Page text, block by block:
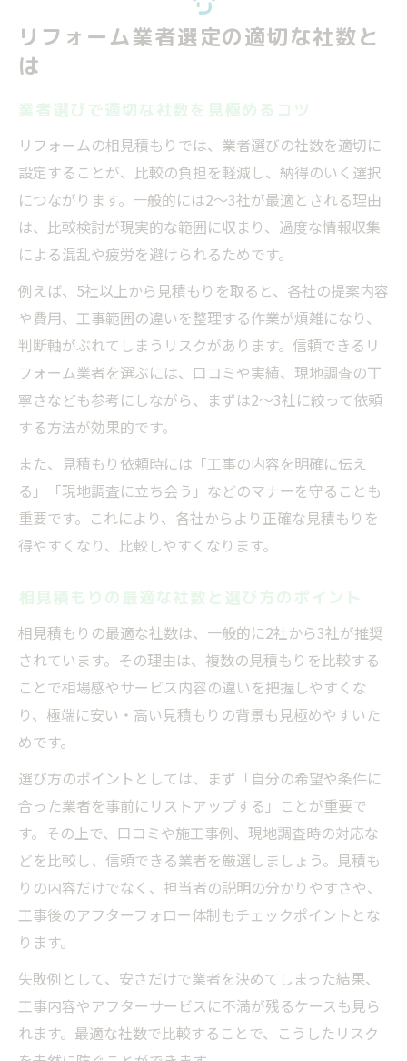
リフォーム業者選定の適切な社数と
は
業者選びで適切な社数を見極めるコツ
リフォームの相見積もりでは、業者選びの社数を適切に
設定することが、比較の負担を軽減し、納得のいく選択
につながります。一般的には2〜3社が最適とされる理由
は、比較検討が現実的な範囲に収まり、過度な情報収集
による混乱や疲労を避けられるためです。
例えば、5社以上から見積もりを取ると、各社の提案内容
や費用、工事範囲の違いを整理する作業が煩雑になり、
判断軸がぶれてしまうリスクがあります。信頼できるリ
フォーム業者を選ぶには、口コミや実績、現地調査の丁
寧さなども参考にしながら、まずは2〜3社に絞って依頼
する方法が効果的です。
また、見積もり依頼時には「工事の内容を明確に伝え
る」「現地調査に立ち会う」などのマナーを守ることも
重要です。これにより、各社からより正確な見積もりを
得やすくなり、比較しやすくなります。
相見積もりの最適な社数と選び方のポイント
相見積もりの最適な社数は、一般的に2社から3社が推奨
されています。その理由は、複数の見積もりを比較する
ことで相場感やサービス内容の違いを把握しやすくな
り、極端に安い・高い見積もりの背景も見極めやすいた
めです。
選び方のポイントとしては、まず「自分の希望や条件に
合った業者を事前にリストアップする」ことが重要で
す。その上で、口コミや施工事例、現地調査時の対応な
どを比較し、信頼できる業者を厳選しましょう。見積も
りの内容だけでなく、担当者の説明の分かりやすさや、
工事後のアフターフォロー体制もチェックポイントとな
ります。
失敗例として、安さだけで業者を決めてしまった結果、
工事内容やアフターサービスに不満が残るケースも見ら
れます。最適な社数で比較することで、こうしたリスク